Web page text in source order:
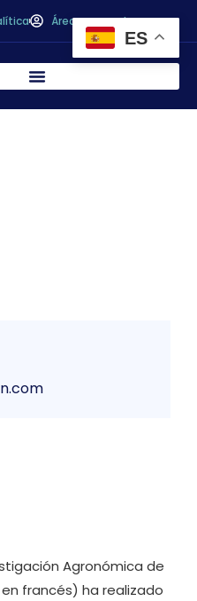
Área personal
Agronómica de
en francés) ha realizado
ES